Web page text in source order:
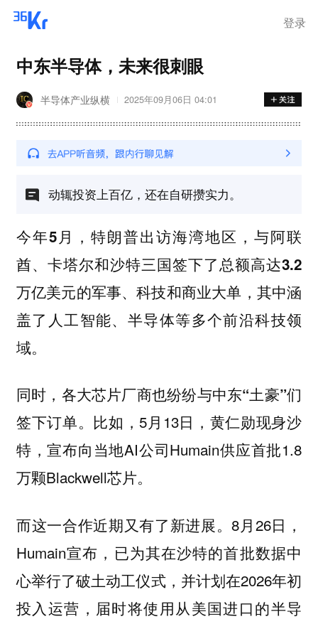
登录
中东半导体，未来很刺眼
半导体产业纵横 2025年09月06日 04:01
动辄投资上百亿，还在自研攒实力。
今年5月，特朗普出访海湾地区，与阿联
酋、卡塔尔和沙特三国签下了总额高达3.2
万亿美元的军事、科技和商业大单 ，其中涵
盖了人工智能、半导体等多个前沿科技领
域。
同时， 各大芯片厂商也纷纷与中东“土豪”们
签下订单。 比如，5月13日，黄仁勋现身沙
特，宣布向当地AI公司Humain供应首批1.8
万颗Blackwell芯片。
而这一合作近期又有了新进展。8月26日，
Humain宣布，已为其在沙特的首批数据中
心举行了破土动工仪式，并计划在2026年初
投入运营，届时将使用从美国进口的半导